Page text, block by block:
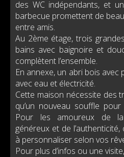
des WC indépendants, et
barbecue promettent de
entre amis.
Au 2ème étage, trois
bains avec baignoire et
complètent l’ensemble.
En annexe, un abri bois
avec eau et électricité.
Cette maison nécessite des
qu’un nouveau souffle
Pour les amoureux de
généreux et de
à personnaliser selon vos
Pour plus d’infos ou une